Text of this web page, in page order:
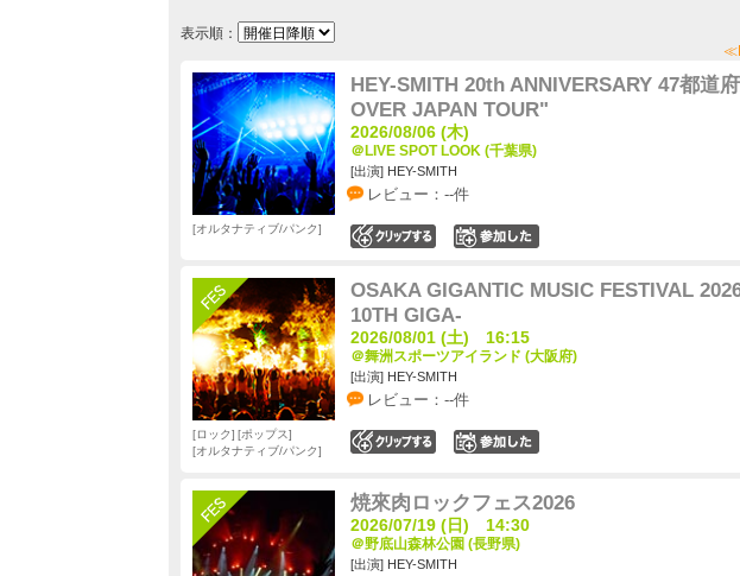
表示順：
HEY-SMITH 20th ANNIVERSARY 47都道
OVER JAPAN TOUR"
2026/08/06 (木)
＠LIVE SPOT LOOK (千葉県)
[出演] HEY-SMITH
レビュー：--件
オルタナティブ/パンク
OSAKA GIGANTIC MUSIC FESTIVAL
10TH GIGA-
2026/08/01 (土) 16:15
＠舞洲スポーツアイランド (大阪府)
[出演] HEY-SMITH
レビュー：--件
ロック
ポップス
オルタナティブ/パンク
焼來肉ロックフェス2026
2026/07/19 (日) 14:30
＠野底山森林公園 (長野県)
[出演] HEY-SMITH